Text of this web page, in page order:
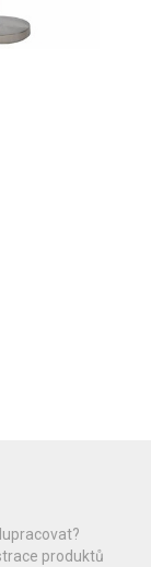
produktů